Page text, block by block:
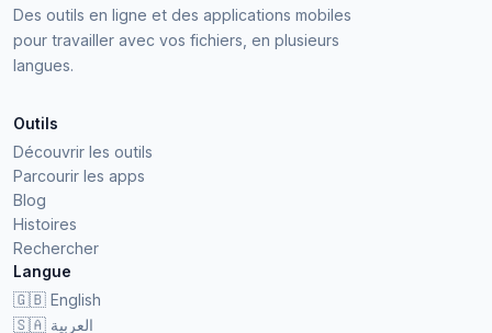
Des outils en ligne et des applications mobiles
pour travailler avec vos fichiers, en plusieurs
langues.
Outils
Découvrir les outils
Parcourir les apps
Blog
Histoires
Rechercher
Langue
🇬🇧 English
🇸🇦 العربية